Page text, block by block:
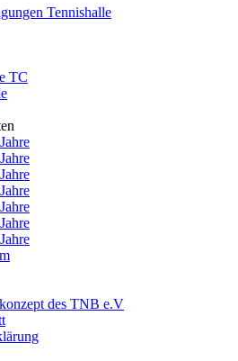
Tennishalle
TC
des TNB e.V